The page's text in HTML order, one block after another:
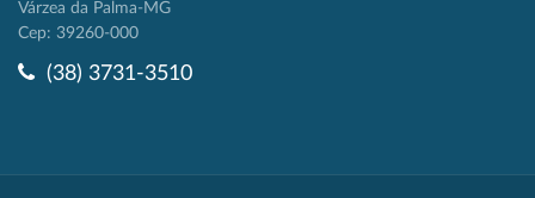
Várzea da Palma-MG
Cep: 39260-000
(38) 3731-3510